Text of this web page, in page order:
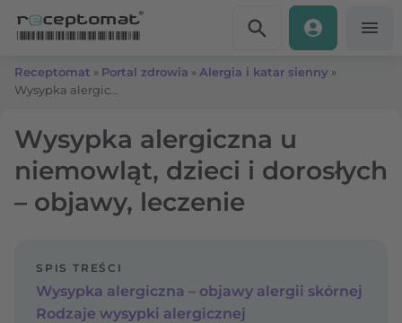
Receptomat » Portal zdrowia » Alergia i katar sienny »
Wysypka alergiczna u
niemowląt, dzieci i dorosłych
– objawy, leczenie
SPIS TREŚCI
Wysypka alergiczna – objawy alergii skórnej
Rodzaje wysypki alergicznej